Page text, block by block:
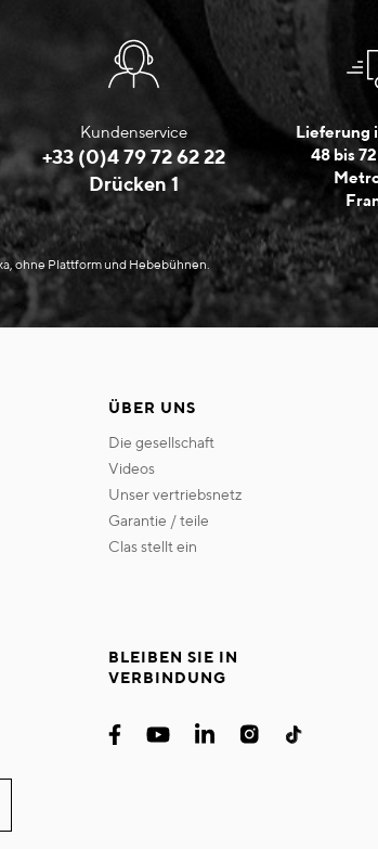
Kundenservice
+33 (0)4 79 72 62 22
Drücken 1
Lieferung
48 bis
ohne Plattform und Hebebühnen.
ÜBER UNS
die gesellschaft
videos
unser vertriebsnetz
garantie / teile
clas stellt ein
BLEIBEN SIE IN
VERBINDUNG